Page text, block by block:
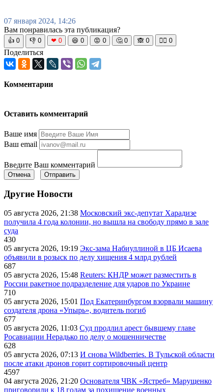
07 января 2024, 14:26
Вам понравилась эта публикация?
👍 0 👎 0 ❤ 0 😆 0 😡 0 🤔 0 🙈 0 🧘‍♀️ 0
Поделиться
Комментарии
Оставить комментарий
Ваше имя
Ваш email
Введите Ваш комментарий
Отмена Отправить
Другие Новости
05 августа 2026, 21:38 Московский экс-депутат Харадизе
получила 4 года колонии, но вышла на свободу прямо в зале
суда
430
05 августа 2026, 19:19 Экс-зама Набиуллиной в ЦБ Исаева
объявили в розыск по делу хищения 4 млрд рублей
687
05 августа 2026, 15:48 Reuters: КНДР может разместить в
России ракетное подразделение для ударов по Украине
710
05 августа 2026, 15:01 Под Екатеринбургом взорвали машину
создателя дрона «Упырь», водитель погиб
677
05 августа 2026, 11:03 Суд продлил арест бывшему главе
Росавиации Нерадько по делу о мошенничестве
628
05 августа 2026, 07:13 И снова Wildberries. В Тульской области
после атаки дронов горит сортировочный центр
4597
04 августа 2026, 21:20 Основателя ЧВК «Ястреб» Марущенко
приговорили к 18 годам за похищение военных